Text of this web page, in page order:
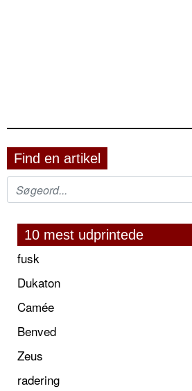
Find en artikel
10 mest udprintede
fusk
Dukaton
Camée
Benved
Zeus
radering